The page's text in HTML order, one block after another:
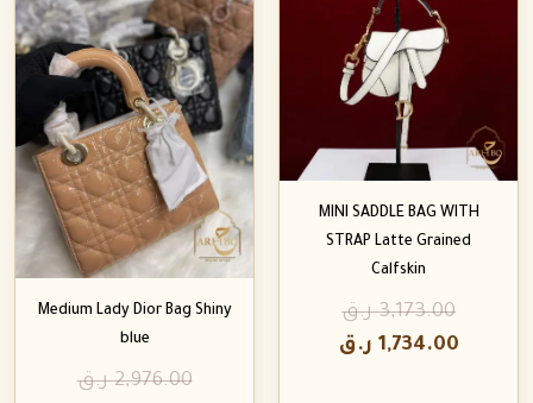
MINI SADDLE BAG WITH
STRAP Latte Grained
Calfskin
3,173.00 ر.ق
1,734.00 ر.ق
Medium Lady Dior Bag Shiny
blue
2,976.00 ر.ق